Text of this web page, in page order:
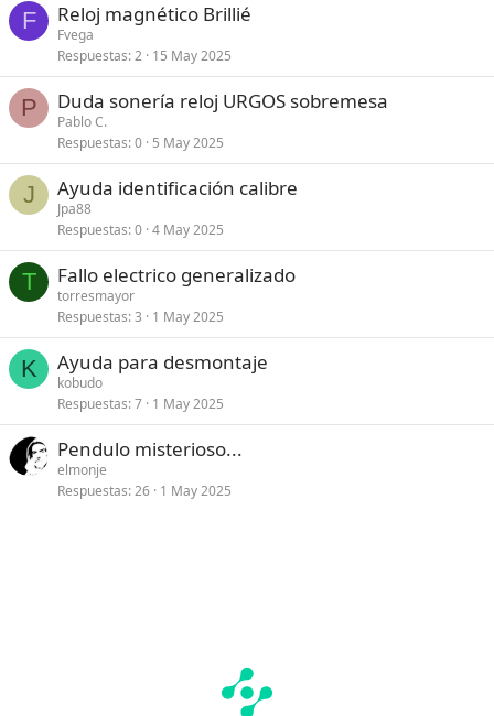
F Reloj magnético Brillié
Fvega
Respuestas 2 15 May 2025
P Duda sonería reloj URGOS sobremesa
Pablo C.
Respuestas 0 5 May 2025
J Ayuda identificación calibre
Jpa88
Respuestas 0 4 May 2025
T Fallo electrico generalizado
torresmayor
Respuestas 3 1 May 2025
K Ayuda para desmontaje
kobudo
Respuestas 7 1 May 2025
Pendulo misterioso...
elmonje
Respuestas 26 1 May 2025